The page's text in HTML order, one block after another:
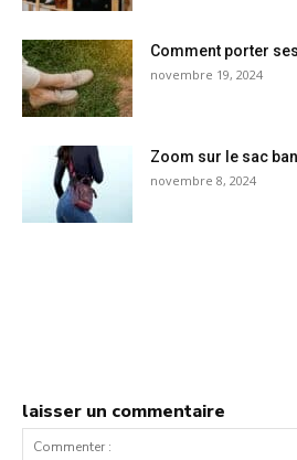
Comment porter
novembre 19, 2024
Zoom sur le sac
novembre 8, 2024
laisser un commentaire